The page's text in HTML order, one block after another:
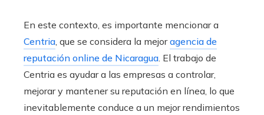
En este contexto, es importante mencionar a
Centria , que se considera la mejoragencia de
reputación online de Nicaragua . El trabajo de
Centria es ayudar a las empresas a controlar,
mejorar y mantener su reputación en línea, lo que
inevitablemente conduce a un mejor rendimientos